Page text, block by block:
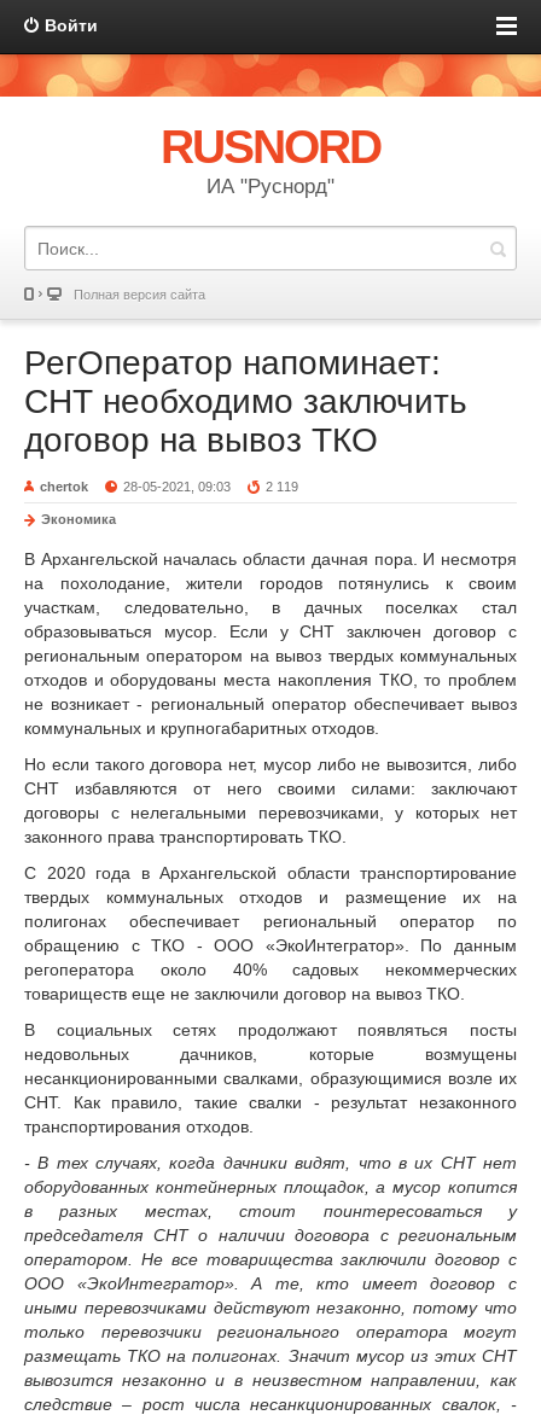
Войти
RUSNORD
ИА "Руснорд"
Полная версия сайта
РегОператор напоминает:
СНТ необходимо заключить
договор на вывоз ТКО
chertok 28-05-2021, 09:03 2 119
Экономика
В Архангельской началась области дачная пора. И несмотря
на похолодание, жители городов потянулись к своим
участкам, следовательно, в дачных поселках стал
образовываться мусор. Если у СНТ заключен договор с
региональным оператором на вывоз твердых коммунальных
отходов и оборудованы места накопления ТКО, то проблем
не возникает - региональный оператор обеспечивает вывоз
коммунальных и крупногабаритных отходов.
Но если такого договора нет, мусор либо не вывозится, либо
СНТ избавляются от него своими силами: заключают
договоры с нелегальными перевозчиками, у которых нет
законного права транспортировать ТКО.
С 2020 года в Архангельской области транспортирование
твердых коммунальных отходов и размещение их на
полигонах обеспечивает региональный оператор по
обращению с ТКО - ООО «ЭкоИнтегратор». По данным
регоператора около 40% садовых некоммерческих
товариществ еще не заключили договор на вывоз ТКО.
В социальных сетях продолжают появляться посты
недовольных дачников, которые возмущены
несанкционированными свалками, образующимися возле их
СНТ. Как правило, такие свалки - результат незаконного
транспортирования отходов.
- В тех случаях, когда дачники видят, что в их СНТ нет
оборудованных контейнерных площадок, а мусор копится
в разных местах, стоит поинтересоваться у
председателя СНТ о наличии договора с региональным
оператором. Не все товарищества заключили договор с
ООО «ЭкоИнтегратор». А те, кто имеет договор с
иными перевозчиками действуют незаконно, потому что
только перевозчики регионального оператора могут
размещать ТКО на полигонах. Значит мусор из этих СНТ
вывозится незаконно и в неизвестном направлении, как
следствие – рост числа несанкционированных свалок, -